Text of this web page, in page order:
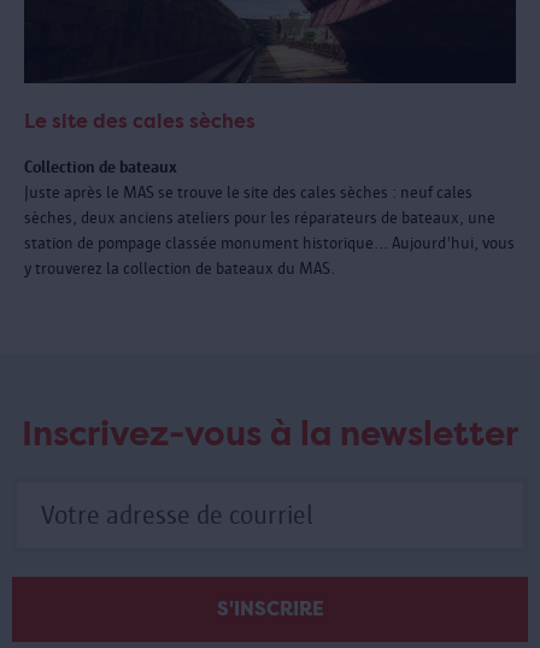
Le site des cales sèches
Collection de bateaux
Juste après le MAS se trouve le site des cales sèches : neuf cales
sèches, deux anciens ateliers pour les réparateurs de bateaux, une
station de pompage classée monument historique... Aujourd'hui, vous
y trouverez la collection de bateaux du MAS.
Inscrivez-vous à la newsletter